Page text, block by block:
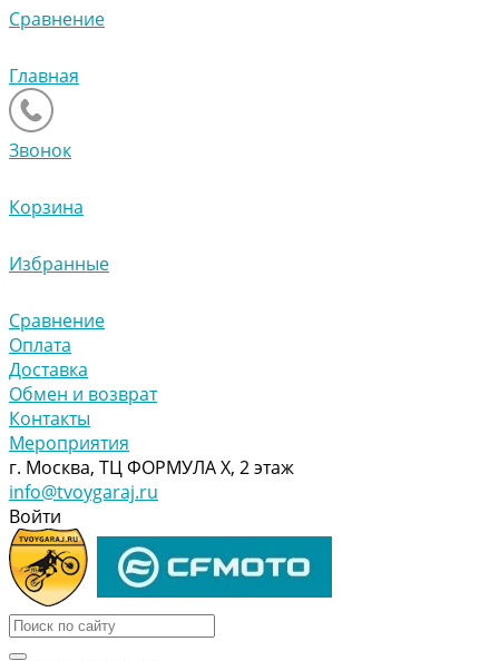
Сравнение
Главная
Звонок
Корзина
Избранные
Сравнение
Оплата
Доставка
Обмен и возврат
Контакты
Мероприятия
г. Москва, ТЦ ФОРМУЛА Х, 2 этаж
info@tvoygaraj.ru
Войти